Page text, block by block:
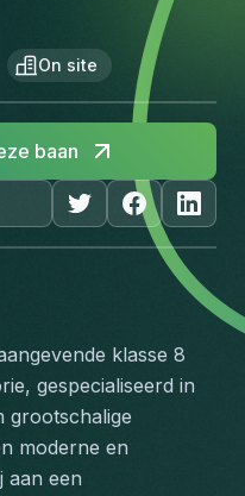
On site
baan
klasse 8
gespecialiseerd in
grootschalige
moderne en
aan een